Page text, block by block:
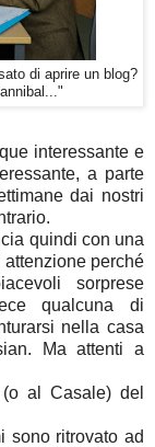
di aprire un blog?
interessante e
a parte
dai nostri
quindi con una
perché
sorprese
qualcuna di
nella casa
Ma attenti a
al Casale) del
sono ritrovato ad